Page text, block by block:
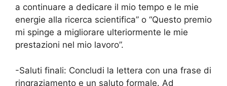
a continuare a dedicare il mio tempo e le mie
energie alla ricerca scientifica” o “Questo premio
mi spinge a migliorare ulteriormente le mie
prestazioni nel mio lavoro”.
-Saluti finali: Concludi la lettera con una frase di
ringraziamento e un saluto formale. Ad